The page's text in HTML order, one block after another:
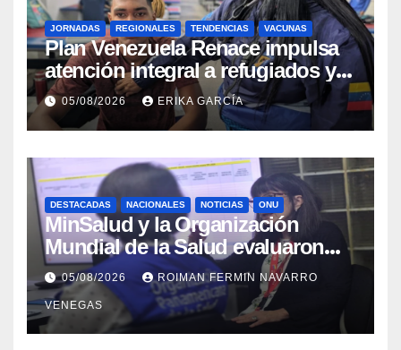
JORNADAS REGIONALES TENDENCIAS VACUNAS
​Plan Venezuela Renace impulsa
atención integral a refugiados y
evaluación de vacunación en
Aragua
05/08/2026 ERIKA GARCÍA
DESTACADAS NACIONALES NOTICIAS ONU
MinSalud y la Organización
Mundial de la Salud evaluaron
propuesta técnica integral en
materia de agua saneamiento e
higiene ante contingencia
sísmica
05/08/2026 ROIMAN FERMIN NAVARRO
VENEGAS